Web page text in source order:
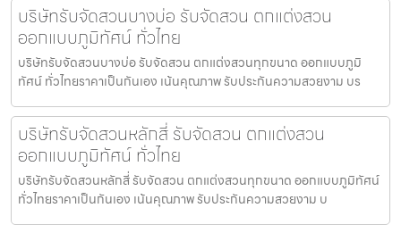
บริษัทรับจัดสวนบางบ่อ รับจัดสวน ตกแต่งสวน
ออกแบบภูมิทัศน์ ทั่วไทย
บริษัทรับจัดสวนบางบ่อ รับจัดสวน ตกแต่งสวนทุกขนาด ออกแบบภูมิ
ทัศน์ ทั่วไทยราคาเป็นกันเอง เน้นคุณภาพ รับประกันความสวยงาม บร
บริษัทรับจัดสวนหลักสี่ รับจัดสวน ตกแต่งสวน
ออกแบบภูมิทัศน์ ทั่วไทย
บริษัทรับจัดสวนหลักสี่ รับจัดสวน ตกแต่งสวนทุกขนาด ออกแบบภูมิทัศน์
ทั่วไทยราคาเป็นกันเอง เน้นคุณภาพ รับประกันความสวยงาม บ